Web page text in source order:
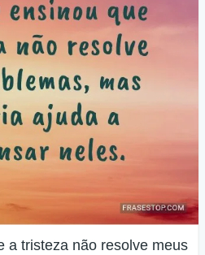
a tristeza não resolve meus